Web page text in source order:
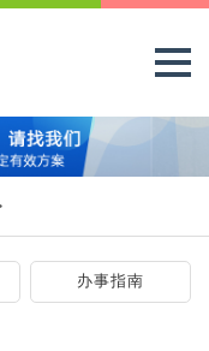
办事指南